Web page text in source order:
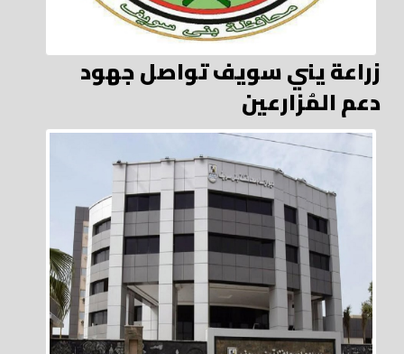
زراعة يني سويف تواصل جهود
دعم المُزارعين